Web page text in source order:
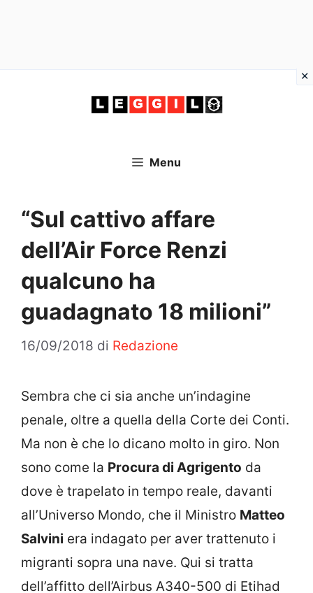
Menu
“Sul cattivo affare
dell’Air Force Renzi
qualcuno ha
guadagnato 18 milioni”
16/09/2018 di Redazione
Sembra che ci sia anche un’indagine
penale, oltre a quella della Corte dei Conti.
Ma non è che lo dicano molto in giro. Non
sono come la Procura di Agrigento da
dove è trapelato in tempo reale, davanti
all’Universo Mondo, che il Ministro Matteo
Salvini era indagato per aver trattenuto i
migranti sopra una nave. Qui si tratta
dell’affitto dell’Airbus A340-500 di Etihad